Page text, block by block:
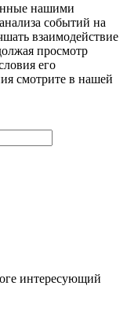
нашими
событий на
взаимодействие
просмотр
его
смотрите в нашей
интересующий